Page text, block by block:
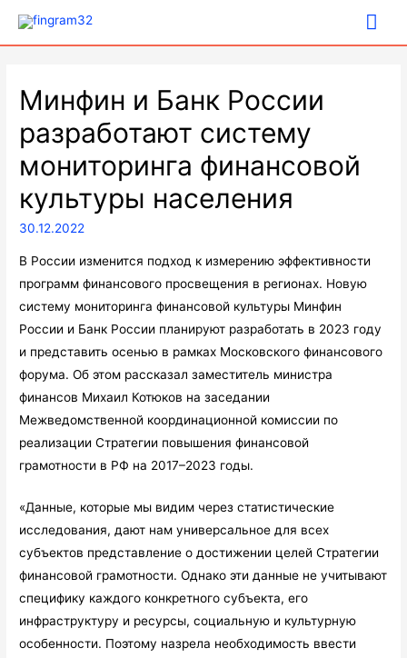
Минфин и Банк России
разработают систему
мониторинга финансовой
культуры населения
30.12.2022
В России изменится подход к измерению эффективности
программ финансового просвещения в регионах. Новую
систему мониторинга финансовой культуры Минфин
России и Банк России планируют разработать в 2023 году
и представить осенью в рамках Московского финансового
форума. Об этом рассказал заместитель министра
финансов Михаил Котюков на заседании
Межведомственной координационной комиссии по
реализации Стратегии повышения финансовой
грамотности в РФ на 2017–2023 годы.
«Данные, которые мы видим через статистические
исследования, дают нам универсальное для всех
субъектов представление о достижении целей Стратегии
финансовой грамотности. Однако эти данные не учитывают
специфику каждого конкретного субъекта, его
инфраструктуру и ресурсы, социальную и культурную
особенности. Поэтому назрела необходимость ввести